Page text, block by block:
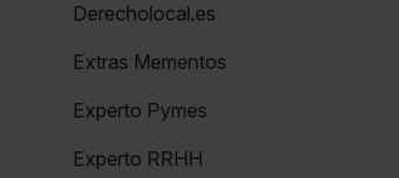
Derecholocal.es
Extras Mementos
Experto Pymes
Experto RRHH